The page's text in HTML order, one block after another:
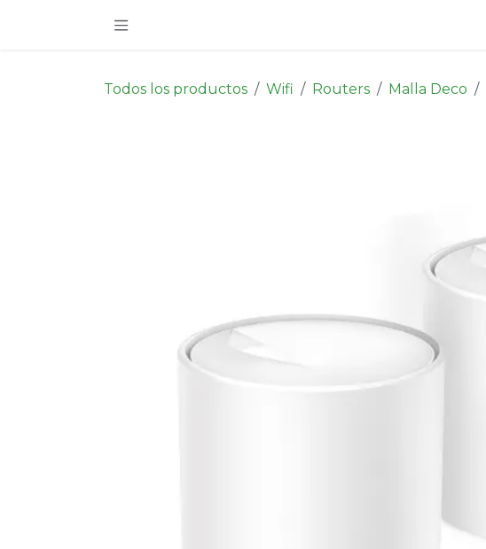
Todos los productos Wifi Routers Malla Deco